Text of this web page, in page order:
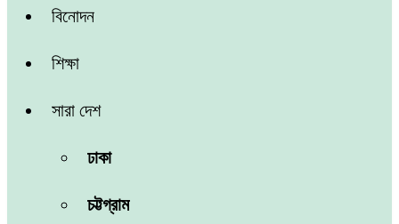
বিনোদন
শিক্ষা
সারা দেশ
ঢাকা
চট্টগ্রাম